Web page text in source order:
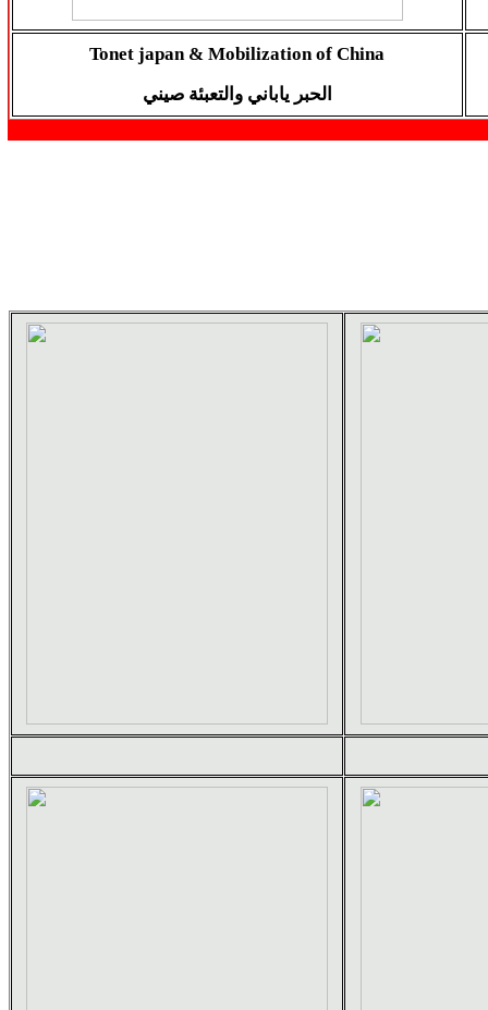
Tonet japan & Mobilization of China
الحبر ياباني والتعبئة صيني